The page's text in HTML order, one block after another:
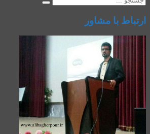
ارتباط با مشاور